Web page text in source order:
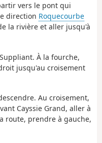
vers le pont qui
direction Roquecourbe
la rivière et aller jusqu'à
À la fourche,
jusqu'au croisement
Au croisement,
Cayssie Grand, aller à
route, prendre à gauche,